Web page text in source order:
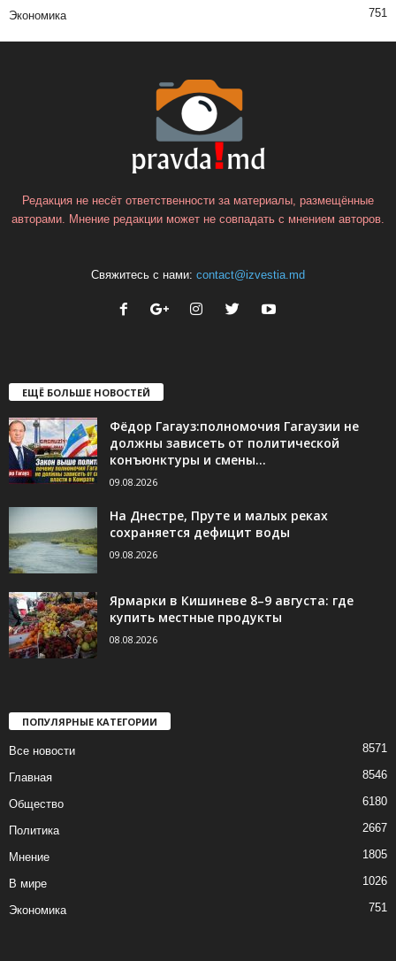
Экономика 751
Редакция не несёт ответственности за материалы, размещённые
авторами. Мнение редакции может не совпадать с мнением авторов.
Свяжитесь с нами: contact@izvestia.md
ЕЩЁ БОЛЬШЕ НОВОСТЕЙ
Фёдор Гагауз:полномочия Гагаузии не
должны зависеть от политической
конъюнктуры и смены...
09.08.2026
На Днестре, Пруте и малых реках
сохраняется дефицит воды
09.08.2026
Ярмарки в Кишиневе 8–9 августа: где
купить местные продукты
08.08.2026
ПОПУЛЯРНЫЕ КАТЕГОРИИ
Все новости 8571
Главная 8546
Общество 6180
Политика 2667
Мнение 1805
В мире 1026
Экономика 751